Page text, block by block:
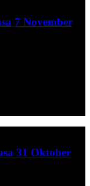
7 November
31 Oktober